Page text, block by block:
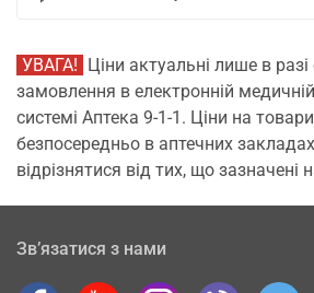
УВАГА! Ціни актуальні лише в
замовлення в електронній
системі Аптека 9-1-1. Ціни на товари
безпосередньо в аптечних
відрізнятися від тих, що зазначені
Зв’язатися з нами